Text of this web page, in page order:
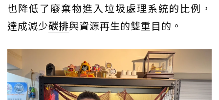
也降低了廢棄物進入垃圾處理系統的比例，
達成減少碳排與資源再生的雙重目的。